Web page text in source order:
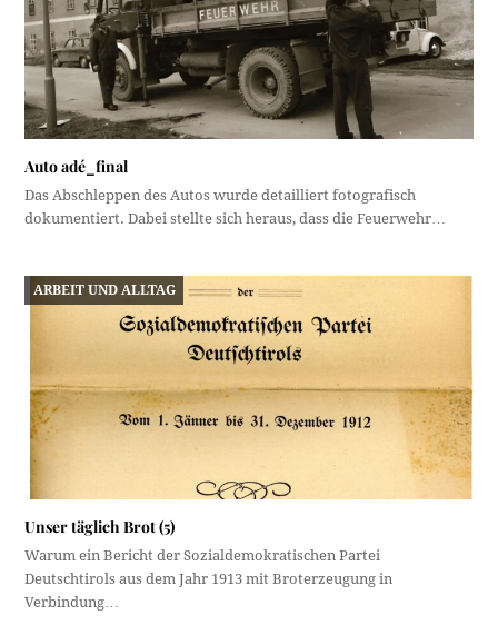
Auto adé_final
Das Abschleppen des Autos wurde detailliert fotografisch
dokumentiert. Dabei stellte sich heraus, dass die Feuerwehr…
ARBEIT UND ALLTAG
Unser täglich Brot (5)
Warum ein Bericht der Sozialdemokratischen Partei
Deutschtirols aus dem Jahr 1913 mit Broterzeugung in
Verbindung…